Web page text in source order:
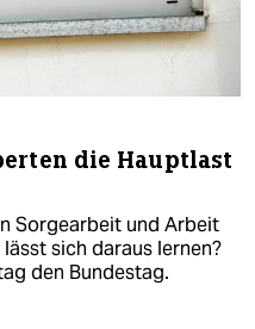
die Hauptlast
Sorgearbeit und Arbeit
sich daraus lernen?
den Bundestag.